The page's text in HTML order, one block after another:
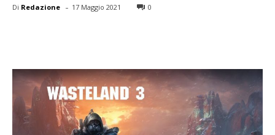
Di Redazione - 17 Maggio 2021 0